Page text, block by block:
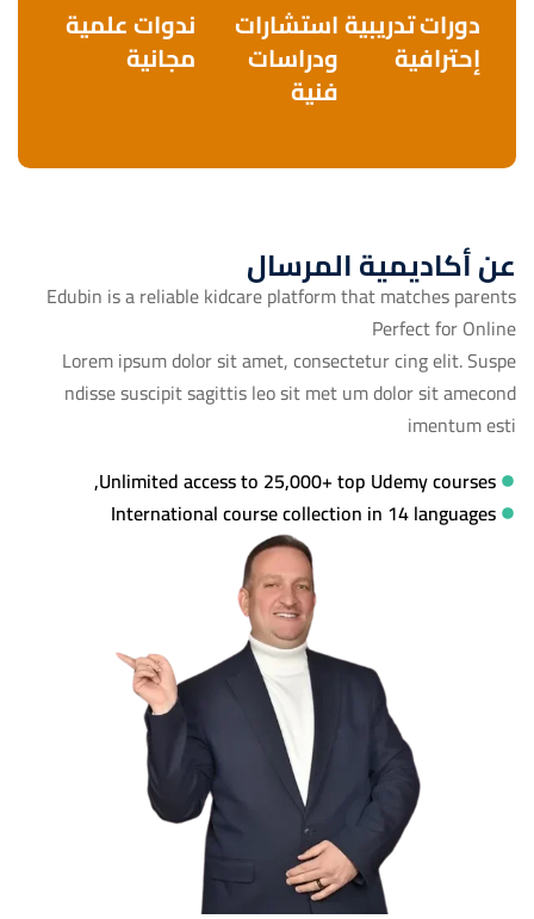
دورات تدريبية
إحترافية
استشارات
ودراسات
فنية
ندوات علمية
مجانية
عن أكاديمية المرسال
Edubin is a reliable kidcare platform that matches parents
Perfect for Online
Lorem ipsum dolor sit amet, consectetur cing elit. Suspe
ndisse suscipit sagittis leo sit met um dolor sit amecond
imentum esti
Unlimited access to 25,000+ top Udemy courses,
International course collection in 14 languages